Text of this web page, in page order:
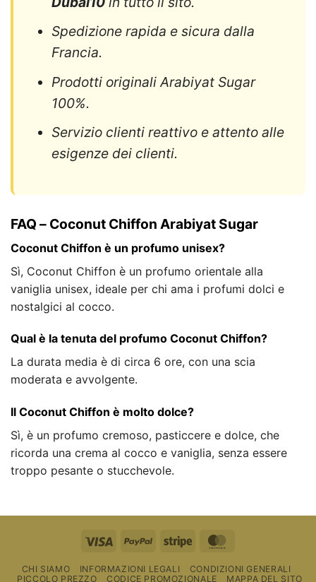
Spedizione rapida e sicura dalla
Francia.
Prodotti originali Arabiyat Sugar
100%.
Servizio clienti reattivo e attento alle
esigenze dei clienti.
FAQ – Coconut Chiffon Arabiyat Sugar
Coconut Chiffon è un profumo unisex?
Sì, Coconut Chiffon è un profumo orientale alla
vaniglia unisex, ideale per chi ama i profumi dolci e
nostalgici al cocco.
Qual è la tenuta del profumo Coconut Chiffon?
La durata media è di circa 6 ore, con una scia
moderata e avvolgente.
Il Coconut Chiffon è molto dolce?
Sì, è un profumo cremoso, pasticcere e dolce, che
ricorda una crema al cocco e vaniglia, senza essere
troppo pesante o stucchevole.
Visto PayPal Striscia
CHI SIAMO INFORMAZIONI LEGALI
CONDIZIONI GENERALI
PICCOLO PREZZO
CODICE PROMOZIONALE MAPPA DEL SITO